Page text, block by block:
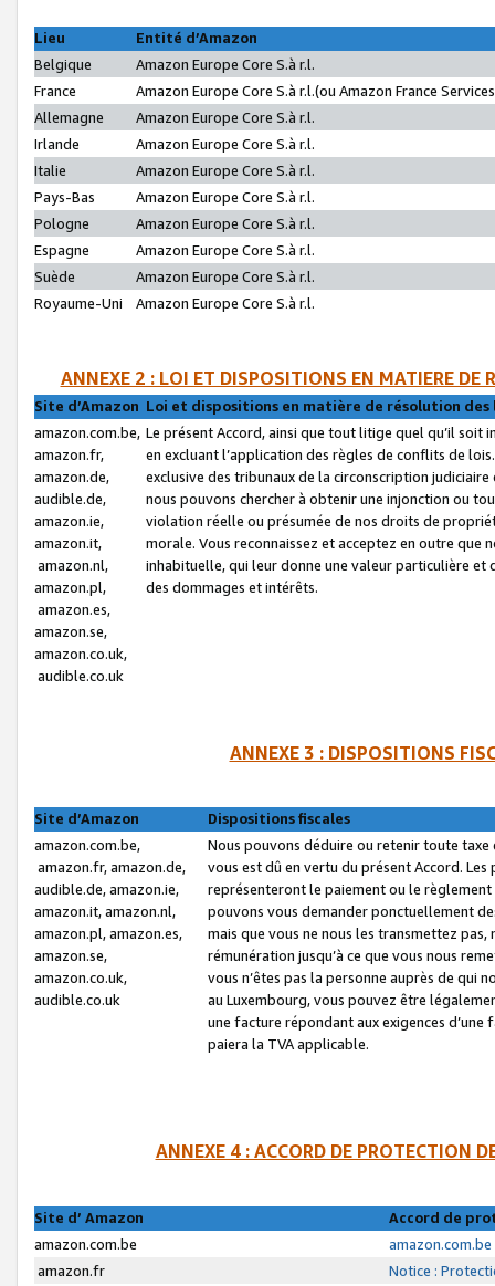
Lieu
Entité d’Amazon
Belgique
Amazon Europe Core S.à r.l.
France
Amazon Europe Core S.à r.l.(ou Amazon France
Allemagne
Amazon Europe Core S.à r.l.
Irlande
Amazon Europe Core S.à r.l.
Italie
Amazon Europe Core S.à r.l.
Pays-Bas
Amazon Europe Core S.à r.l.
Pologne
Amazon Europe Core S.à r.l.
Espagne
Amazon Europe Core S.à r.l.
Suède
Amazon Europe Core S.à r.l.
Royaume-Uni
Amazon Europe Core S.à r.l.
ANNEXE 2 : LOI ET DISPOSITIONS EN MATIERE DE
Site d’Amazon Loi et dispositions en matière de résolution
amazon.com.be,
amazon.fr,
amazon.de,
audible.de,
amazon.ie,
amazon.it,
amazon.nl,
amazon.pl,
amazon.es,
amazon.se,
amazon.co.uk,
audible.co.uk
Le présent Accord, ainsi que tout litige quel qu’il soit
en excluant l’application des règles de conflits de
exclusive des tribunaux de la circonscription
nous pouvons chercher à obtenir une injonction ou
violation réelle ou présumée de nos droits de
morale. Vous reconnaissez et acceptez en outre que
inhabituelle, qui leur donne une valeur particulière
des dommages et intérêts.
ANNEXE 3 : DISPOSITIONS
Site d’Amazon
Dispositions fiscales
amazon.com.be,
amazon.fr, amazon.de,
audible.de, amazon.ie,
amazon.it, amazon.nl,
amazon.pl, amazon.es,
amazon.se,
amazon.co.uk,
audible.co.uk
Nous pouvons déduire ou retenir toute
vous est dû en vertu du présent Accord.
représenteront le paiement ou le
pouvons vous demander ponctuellement
mais que vous ne nous les transmettez
rémunération jusqu’à ce que vous nous
vous n’êtes pas la personne auprès de qui
au Luxembourg, vous pouvez être
une facture répondant aux exigences
paiera la TVA applicable.
ANNEXE 4 : ACCORD DE PROTECTION
Site d’ Amazon
Accord de
amazon.com.be
amazon.fr
Notice :